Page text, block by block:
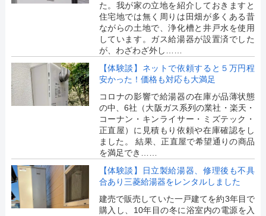
た。我が家の立地を紹介しておきますと
住宅地では無く周りは田畑が多くある昔
ながらの土地で、浄化槽と井戸水を使用
しています。ガス給湯器が設置済でした
が、わざわざ外し……
【体験談】ネットで依頼すると５万円程
安かった！価格も対応も大満足
コロナの影響で給湯器の在庫が品薄状態
の中、6社（大阪ガス系列の業社・楽天・
コーナン・キンライサー・ミズテック・
正直屋）に見積もり依頼や在庫確認をし
ました。 結果、正直屋で希望通りの商品
を満足でき……
【体験談】日立製給湯器、修理後も不具
合あり三菱給湯器をレンタルしました
建売で販売していた一戸建てを約3年目で
購入し、10年目の冬に浴室内の電源を入